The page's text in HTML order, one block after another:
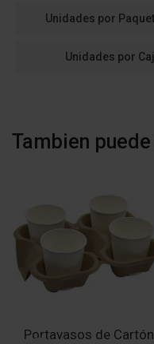
Unidades por
Unidades por
Tambien
Portavasos de Cartón